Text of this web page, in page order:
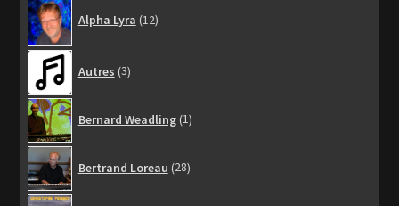
Alpha Lyra 12produits
Autres 3produits
Bernard Weadling 1produit
Bertrand Loreau 28produits